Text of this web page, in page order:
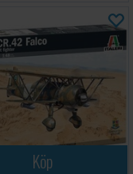
Köp